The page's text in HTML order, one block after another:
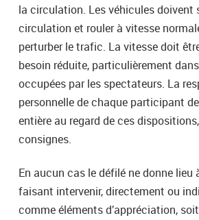
la circulation. Les véhicules doivent
circulation et rouler à vitesse
perturber le trafic. La vitesse doit
besoin réduite, particulièrement
occupées par les spectateurs. La
personnelle de chaque participant
entière au regard de ces
consignes.
En aucun cas le défilé ne donne lieu
faisant intervenir, directement ou
comme éléments d’appréciation,